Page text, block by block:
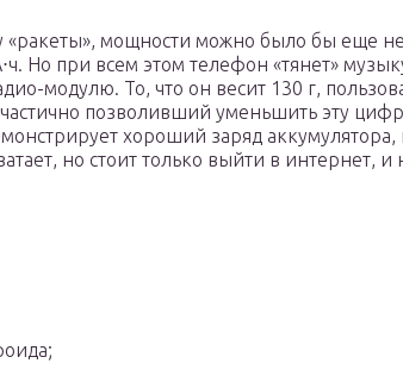
«ракеты», мощности можно было бы еще
Но при всем этом телефон «тянет»
модулю. То, что он весит 130 г,
позволивший уменьшить эту
хороший заряд
но стоит только выйти в интернет, и